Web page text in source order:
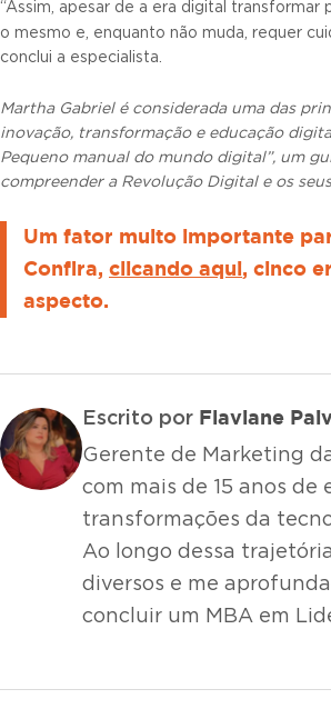
“Assim, apesar de a era digital
o mesmo e, enquanto não muda, requer
conclui a especialista.
Martha Gabriel é considerada uma das
inovação, transformação e educação
Pequeno manual do mundo digital”, um
compreender a Revolução Digital e os
Um fator muito importante
Confira, clicando aqui, cinco
aspecto.
Escrito por Flaviane
Gerente de Marketing
com mais de 15 anos
transformações da
Ao longo dessa
diversos e me
concluir um MBA em